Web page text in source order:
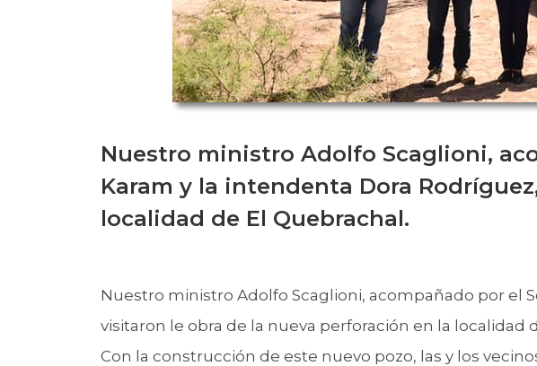
Nuestro ministro Adolfo Scaglioni,
Karam y la intendenta Dora
localidad de El Quebrachal.
Nuestro ministro Adolfo Scaglioni, acompañado por el
visitaron le obra de la nueva perforación en la localidad
Con la construcción de este nuevo pozo, las y los